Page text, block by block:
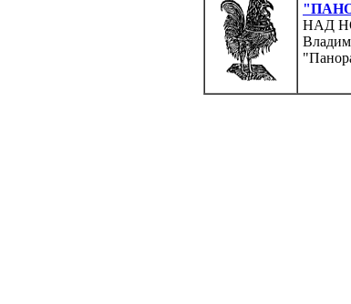
НАД